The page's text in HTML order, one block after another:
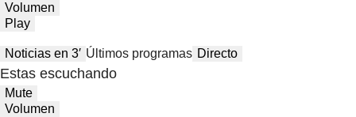
Volumen
Play
Noticias en 3′ Últimos programas Directo
Estas escuchando
Mute
Volumen